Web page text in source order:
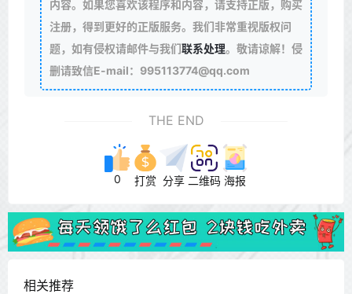
内容。如果您喜欢该程序和内容，请支持正版，购买
注册，得到更好的正版服务。我们非常重视版权问
题，如有侵权请邮件与我们联系处理。敬请谅解！侵
删请致信E-mail：995113774@qq.com
THE END
0 打赏 分享 二维码 海报
相关推荐